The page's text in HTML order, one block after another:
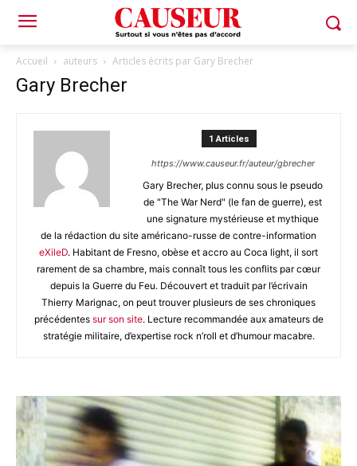
Accueil auteurs Articles écrits par Gary Brecher
Gary Brecher
1 Articles
https://www.causeur.fr/auteur/gbrecher
Gary Brecher, plus connu sous le pseudo
de "The War Nerd" (le fan de guerre), est
une signature mystérieuse et mythique
de la rédaction du site américano-russe de contre-information
eXileD. Habitant de Fresno, obèse et accro au Coca light, il sort
rarement de sa chambre, mais connaît tous les conflits par cœur
depuis la Guerre du Feu. Découvert et traduit par l’écrivain
Thierry Marignac, on peut trouver plusieurs de ses chroniques
précédentessur son site. Lecture recommandée aux amateurs de
stratégie militaire, d’expertise rock n’roll et d’humour macabre.